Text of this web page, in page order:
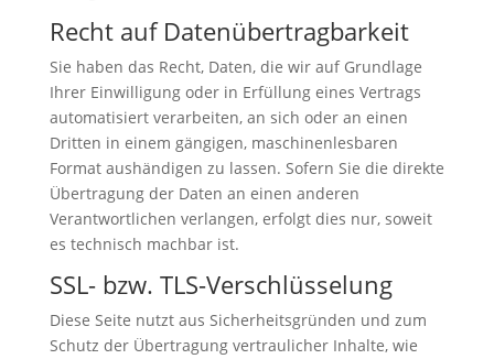
Recht auf Datenübertragbarkeit
Sie haben das Recht, Daten, die wir auf Grundlage
Ihrer Einwilligung oder in Erfüllung eines Vertrags
automatisiert verarbeiten, an sich oder an einen
Dritten in einem gängigen, maschinenlesbaren
Format aushändigen zu lassen. Sofern Sie die direkte
Übertragung der Daten an einen anderen
Verantwortlichen verlangen, erfolgt dies nur, soweit
es technisch machbar ist.
SSL- bzw. TLS-Verschlüsselung
Diese Seite nutzt aus Sicherheitsgründen und zum
Schutz der Übertragung vertraulicher Inhalte, wie